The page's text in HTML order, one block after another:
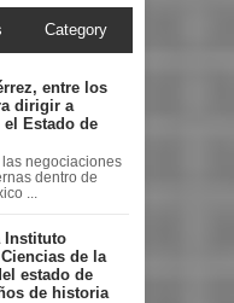
Category
entre los
dirigir a
el Estado de
negociaciones
dentro de
...
Instituto
de la
estado de
de historia